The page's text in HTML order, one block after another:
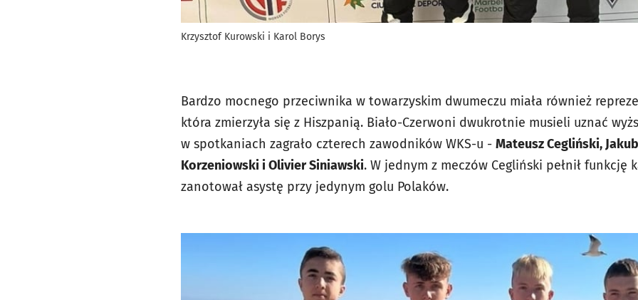
Krzysztof Kurowski i Karol Borys
Bardzo mocnego przeciwnika w towarzyskim dwumeczu miała również
która zmierzyła się z Hiszpanią. Biało-Czerwoni dwukrotnie musieli uznać
w spotkaniach zagrało czterech zawodników WKS-u - Mateusz Cegliński,
Korzeniowski i Olivier Siniawski. W jednym z meczów Cegliński pełnił funkcję
zanotował asystę przy jedynym golu Polaków.